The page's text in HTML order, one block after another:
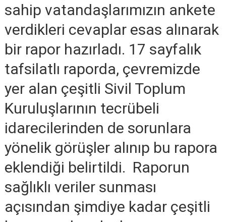
sahip vatandaşlarımızın ankete
verdikleri cevaplar esas alınarak
bir rapor hazırladı. 17 sayfalık
tafsilatlı raporda, çevremizde
yer alan çeşitli Sivil Toplum
Kuruluşlarının tecrübeli
idarecilerinden de sorunlara
yönelik görüşler alınıp bu rapora
eklendiği belirtildi. Raporun
sağlıklı veriler sunması
açısından şimdiye kadar çeşitli